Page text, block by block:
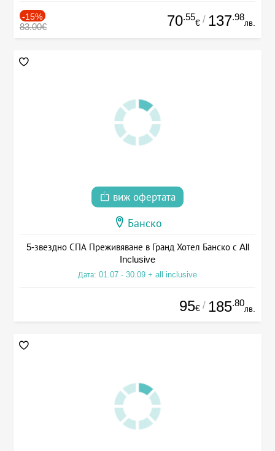
-15%
83.00€ 70.55
€ / 137.98
лв.
виж офертата
Банско
5-звездно СПА Преживяване в Гранд Хотел Банско с All
Inclusive
Дата: 01.07 - 30.09 + all inclusive
95€ / 185.80
лв.